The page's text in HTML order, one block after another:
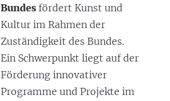
Bundes fördert Kunst und
Kultur im Rahmen der
Zuständigkeit des Bundes.
Ein Schwerpunkt liegt auf der
Förderung innovativer
Programme und Projekte im